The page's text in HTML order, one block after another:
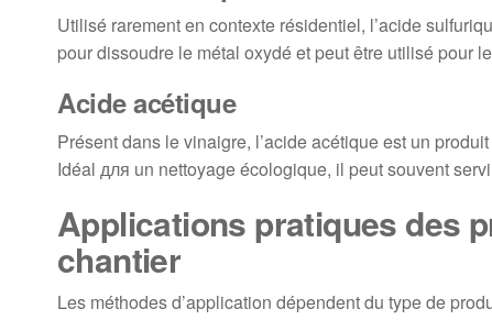
Utilisé rarement en contexte résidentiel, l’acide
pour dissoudre le métal oxydé et peut être utilisé pour le
Acide acétique
Présent dans le vinaigre, l’acide acétique est un
Idéal для un nettoyage écologique, il peut souvent
Applications pratiques des
chantier
Les méthodes d’application dépendent du type de